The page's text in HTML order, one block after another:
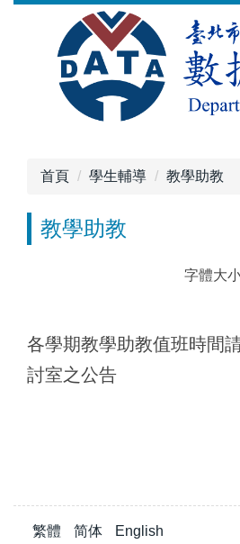
首頁 學生輔導 教學助教
教學助教
字體大
各學期教學助教值班時間
討室之公告
繁體 简体
English